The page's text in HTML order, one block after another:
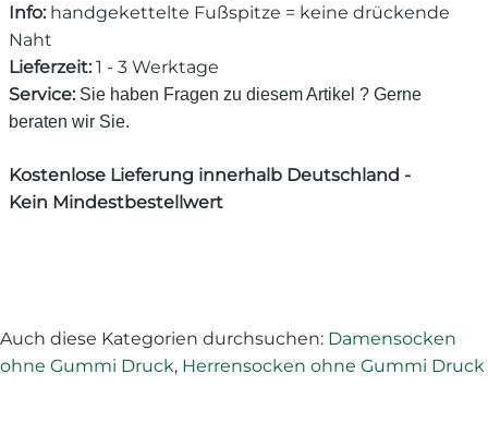
Info: handgekettelte Fußspitze = keine drückende
Naht
Lieferzeit: 1 - 3 Werktage
Service: Sie haben Fragen zu diesem Artikel ? Gerne
beraten wir Sie.
Kostenlose Lieferung innerhalb Deutschland -
Kein Mindestbestellwert
Auch diese Kategorien durchsuchen: Damensocken
ohne Gummi Druck, Herrensocken ohne Gummi Druck